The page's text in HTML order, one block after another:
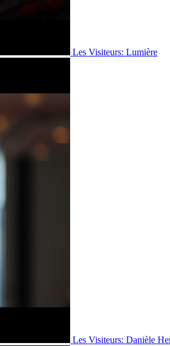
Les Visiteurs: Lumière
Les Visiteurs: Danièle